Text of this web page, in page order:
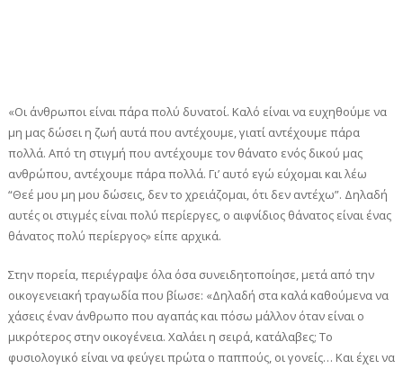
«Οι άνθρωποι είναι πάρα πολύ δυνατοί. Καλό είναι να ευχηθούμε να
μη μας δώσει η ζωή αυτά που αντέχουμε, γιατί αντέχουμε πάρα
πολλά. Από τη στιγμή που αντέχουμε τον θάνατο ενός δικού μας
ανθρώπου, αντέχουμε πάρα πολλά. Γι’ αυτό εγώ εύχομαι και λέω
“Θεέ μου μη μου δώσεις, δεν το χρειάζομαι, ότι δεν αντέχω”. Δηλαδή
αυτές οι στιγμές είναι πολύ περίεργες, ο αιφνίδιος θάνατος είναι ένας
θάνατος πολύ περίεργος» είπε αρχικά.
Στην πορεία, περιέγραψε όλα όσα συνειδητοποίησε, μετά από την
οικογενειακή τραγωδία που βίωσε: «Δηλαδή στα καλά καθούμενα να
χάσεις έναν άνθρωπο που αγαπάς και πόσω μάλλον όταν είναι ο
μικρότερος στην οικογένεια. Χαλάει η σειρά, κατάλαβες; Το
φυσιολογικό είναι να φεύγει πρώτα ο παππούς, οι γονείς… Και έχει να